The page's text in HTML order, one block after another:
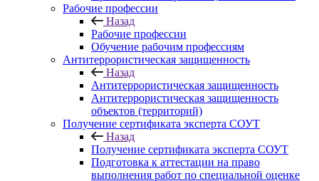
Рабочие профессии
Назад
Рабочие профессии
Обучение рабочим профессиям
Антитеррористическая защищенность
Назад
Антитеррористическая защищенность
Антитеррористическая защищенность
объектов (территорий)
Получение сертификата эксперта СОУТ
Назад
Получение сертификата эксперта СОУТ
Подготовка к аттестации на право
выполнения работ по специальной оценке